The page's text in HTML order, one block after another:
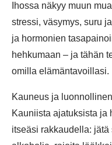
Ihossa näkyy muun
stressi, väsymys, suru
ja hormonien
hehkumaan – ja tähän
omilla elämäntavoillasi.
Kauneus ja
Kauniista ajatuksista ja
itseäsi rakkaudella: